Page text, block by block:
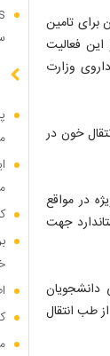
برای تامین
فعالیت
وزارت
خون در
در مواقع
جهت
طب انتقال